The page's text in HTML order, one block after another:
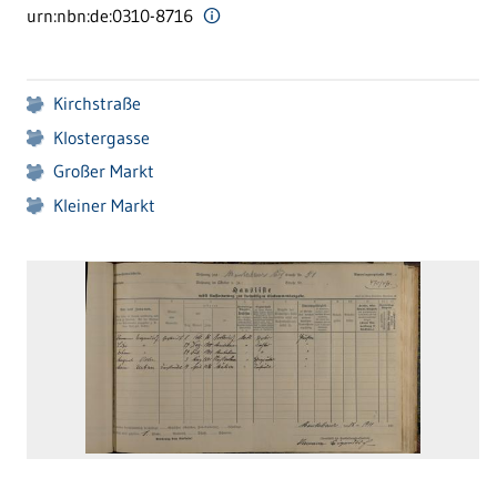
urn:nbn:de:0310-8716
Kirchstraße
Klostergasse
Großer Markt
Kleiner Markt